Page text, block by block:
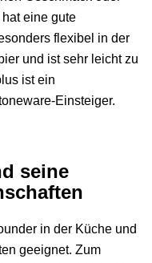
eine gute
flexibel in der
und ist sehr leicht zu
ist ein
Einsteiger.
seine
in der Küche und
geeignet. Zum